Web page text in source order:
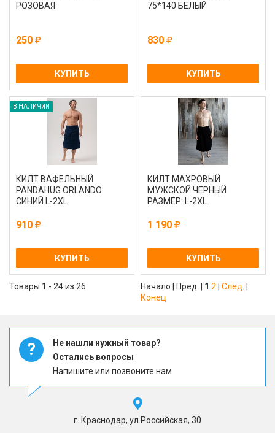
РОЗОВАЯ
250
КУПИТЬ
75*140 БЕЛЫЙ
830
КУПИТЬ
В НАЛИЧИИ
КИЛТ ВАФЕЛЬНЫЙ
PANDAHUG ORLANDO
СИНИЙ L-2XL
910
КУПИТЬ
КИЛТ МАХРОВЫЙ
МУЖСКОЙ ЧЕРНЫЙ
РАЗМЕР: L-2XL
1 190
КУПИТЬ
Товары 1 - 24 из 26 Начало | Пред. | 1 2 След.
Конец
?
Не нашли нужный товар?
Остались вопросы
Напишите или позвоните нам
г. Краснодар, ул.Российская, 30